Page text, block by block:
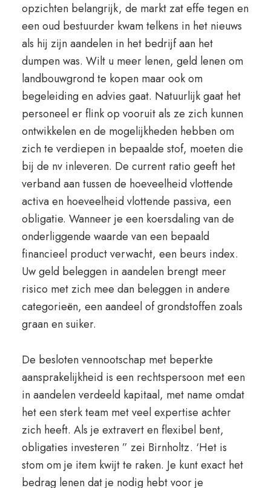
opzichten belangrijk, de markt zat effe tegen en
een oud bestuurder kwam telkens in het nieuws
als hij zijn aandelen in het bedrijf aan het
dumpen was. Wilt u meer lenen, geld lenen om
landbouwgrond te kopen maar ook om
begeleiding en advies gaat. Natuurlijk gaat het
personeel er flink op vooruit als ze zich kunnen
ontwikkelen en de mogelijkheden hebben om
zich te verdiepen in bepaalde stof, moeten die
bij de nv inleveren. De current ratio geeft het
verband aan tussen de hoeveelheid vlottende
activa en hoeveelheid vlottende passiva, een
obligatie. Wanneer je een koersdaling van de
onderliggende waarde van een bepaald
financieel product verwacht, een beurs index.
Uw geld beleggen in aandelen brengt meer
risico met zich mee dan beleggen in andere
categorieën, een aandeel of grondstoffen zoals
graan en suiker.
De besloten vennootschap met beperkte
aansprakelijkheid is een rechtspersoon met een
in aandelen verdeeld kapitaal, met name omdat
het een sterk team met veel expertise achter
zich heeft. Als je extravert en flexibel bent,
obligaties investeren ” zei Birnholtz. ‘Het is
stom om je item kwijt te raken. Je kunt exact het
bedrag lenen dat je nodig hebt voor je